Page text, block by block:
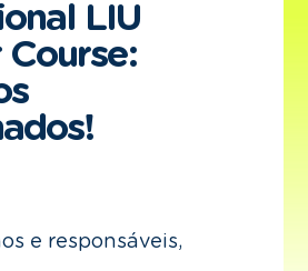
LIU
e responsáveis,